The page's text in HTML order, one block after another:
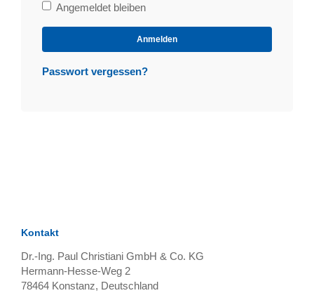
Bleibe
angemeldet
Angemeldet bleiben
Anmelden
Passwort vergessen?
Kontakt
Dr.-Ing. Paul Christiani GmbH & Co. KG
Hermann-Hesse-Weg 2
78464 Konstanz, Deutschland